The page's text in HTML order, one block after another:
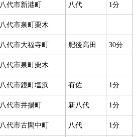
八代市新港町 八代 1分
八代市泉町栗木
八代市大福寺町 肥後高田 30分
八代市泉町栗木
八代市鏡町塩浜 有佐 1分
八代市井揚町 新八代 1分
八代市古閑中町 八代 1分